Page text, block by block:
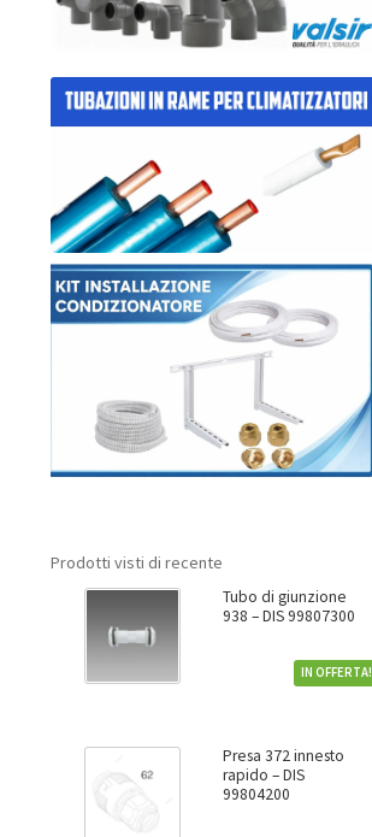
Prodotti visti di recente
Tubo di giunzione
938 – DIS 99807300
IN OFFERTA!
Presa 372 innesto
rapido – DIS
99804200